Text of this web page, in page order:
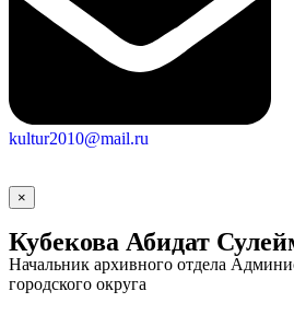
kultur2010@mail.ru
×
Кубекова Абидат
Начальник архивного отдела
городского округа